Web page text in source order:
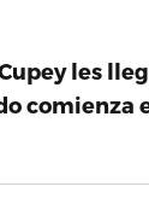
les
comienza